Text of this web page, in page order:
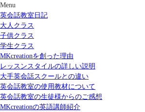
Menu
英会話教室日記
大人クラス
子供クラス
学生クラス
MKcreationを創った理由
レッスンスタイルの詳しい説明
大手英会話スクールとの違い
英会話教室の使用教材について
英会話教室の生徒様からのご感想
MKcreationの英語講師紹介